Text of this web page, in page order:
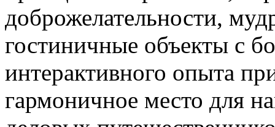
доброжелательности,
гостиничные объекты с
интерактивного опыта
гармоничное место для